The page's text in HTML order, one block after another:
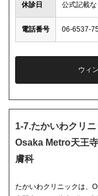
休診日 公式記載な
電話番号 06-6537-
ウィ
1-7.たかいわクリ
Osaka Metro天王
膚科
たかいわクリニックは、